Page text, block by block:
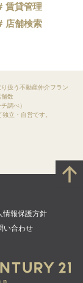
賃貸管理
店舗検索
扱う不動産仲介フラン
舗数
調べ）
立・自営です。
情報保護方針
い合わせ